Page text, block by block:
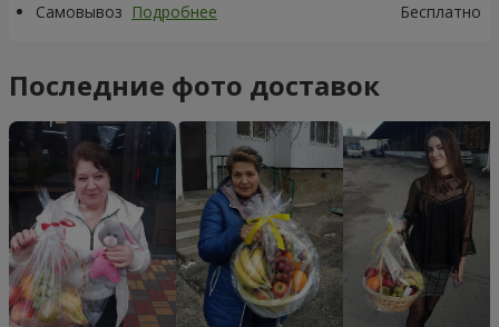
Самовывоз Подробнее Бесплатно
Последние фото доставок